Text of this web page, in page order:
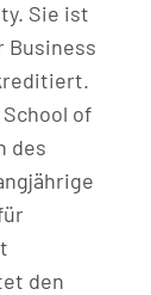
Sie ist
Business
of
des
den